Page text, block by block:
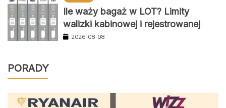
Ile waży bagaż w LOT? Limity
walizki kabinowej i rejestrowanej
2026-08-08
PORADY